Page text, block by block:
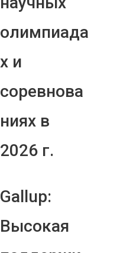
олимпиада
х и
соревнова
ниях в
2026 г.
Gallup:
Высокая